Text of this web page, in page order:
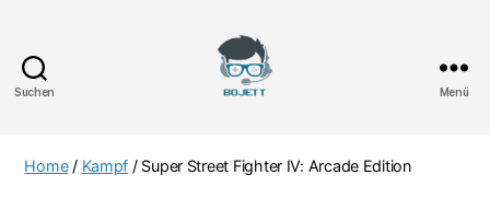
Suchen Menü
Home/ Kampf / Super Street Fighter IV: Arcade Edition